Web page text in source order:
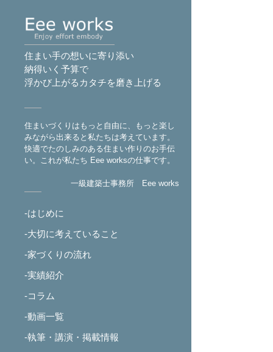
住まい手の想いに寄り添い
納得いく予算で
浮かび上がるカタチを磨き上げる
住まいづくりはもっと自由に、もっと楽し
みながら出来ると私たちは考えています。
快適でたのしみのある住まい作りのお手伝
い。これが私たち Eee worksの仕事です。
一級建築士事務所 Eee works
-はじめに
-大切に考えていること
-家づくりの流れ
-実績紹介
-コラム
-動画一覧
-執筆・講演・掲載情報